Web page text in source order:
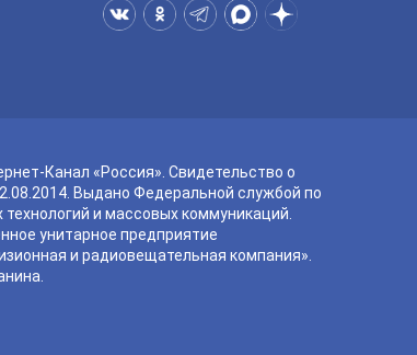
Канал «Россия». Свидетельство о
Выдано Федеральной службой по
и массовых коммуникаций.
унитарное предприятие
и радиовещательная компания».